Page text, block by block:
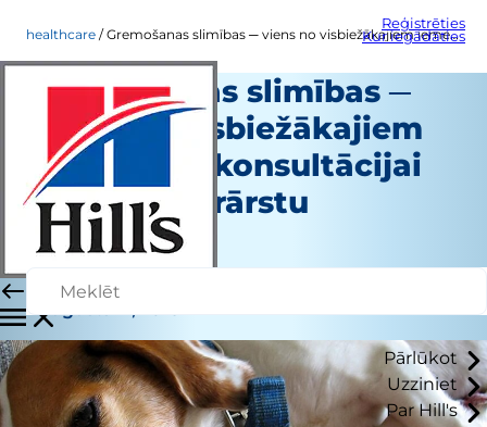
Reģistrēties
Kur iegādāties
Pārlūkot
Uzziniet
Par Hill's
healthcare Gremošanas slimības ─ viens no visbiežākajiem iemesliem konsultācijai ar veterinārārstu
Gremošanas slimības ─
viens no visbiežākajiem
iemesliem konsultācijai
ar veterinārārstu
Veselības aprūpe
Personāla autors